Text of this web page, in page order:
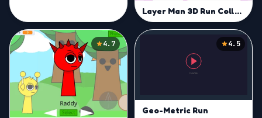
Layer Man 3D Run Collect
4.7 4.5
Geo-Metric Run